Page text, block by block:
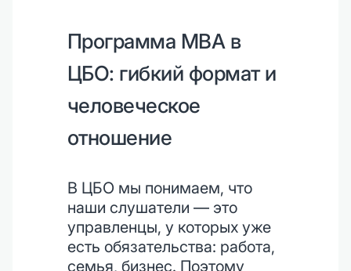
Программа MBA в
ЦБО: гибкий формат и
человеческое
отношение
В ЦБО мы понимаем, что
наши слушатели — это
управленцы, у которых уже
есть обязательства: работа,
семья, бизнес. Поэтому